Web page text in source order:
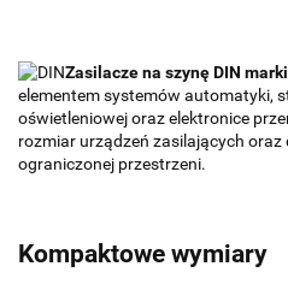
Zasilacze na szynę DIN
elementem systemów automatyki,
oświetleniowej oraz elektronice
rozmiar urządzeń zasilających
ograniczonej przestrzeni.
Kompaktowe wymiary